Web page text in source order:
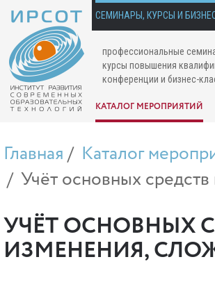
СЕМИНАРЫ, КУРСЫ И
профессиональные
курсы повышения
конференции и бизнес-
КАТАЛОГ МЕРОПРИЯТИЙ
Главная Каталог
Учёт основных
УЧЁТ ОСНОВНЫХ
ИЗМЕНЕНИЯ,